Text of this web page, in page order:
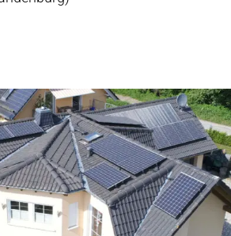
mit Speicher auf
Dach